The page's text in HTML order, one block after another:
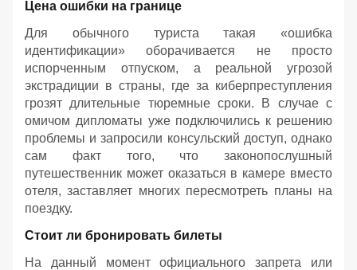
Цена ошибки на границе
Для обычного туриста такая «ошибка
идентификации» оборачивается не просто
испорченным отпуском, а реальной угрозой
экстрадиции в страны, где за киберпреступления
грозят длительные тюремные сроки. В случае с
омичом дипломаты уже подключились к решению
проблемы и запросили консульский доступ, однако
сам факт того, что законопослушный
путешественник может оказаться в камере вместо
отеля, заставляет многих пересмотреть планы на
поездку.
Стоит ли бронировать билеты
На данный момент официального запрета или